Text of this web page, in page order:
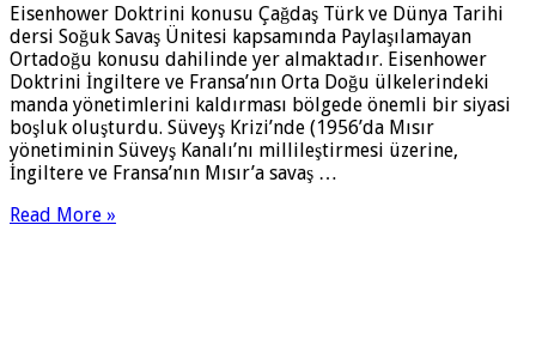
Eisenhower Doktrini konusu Çağdaş Türk ve Dünya Tarihi
dersi Soğuk Savaş Ünitesi kapsamında Paylaşılamayan
Ortadoğu konusu dahilinde yer almaktadır. Eisenhower
Doktrini İngiltere ve Fransa’nın Orta Doğu ülkelerindeki
man­da yönetimlerini kaldırması bölgede önemli bir siyasi
boşluk oluşturdu. Süveyş Krizi’nde (1956’da Mısır
yönetiminin Süveyş Kanalı’nı millileştirmesi üzerine,
İngiltere ve Fransa’nın Mısır’a savaş …
Read More »